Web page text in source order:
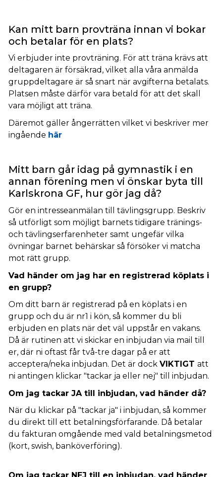
Kan mitt barn provträna innan vi bokar
och betalar för en plats?
Vi erbjuder inte provträning. För att träna krävs att
deltagaren är försäkrad, vilket alla våra anmälda
gruppdeltagare är så snart när avgifterna betalats.
Platsen måste därför vara betald för att det skall
vara möjligt att träna.
Däremot gäller ångerrätten vilket vi beskriver mer
ingående här
Mitt barn går idag på gymnastik i en
annan förening men vi önskar byta till
Karlskrona GF, hur gör jag då?
Gör en intresseanmälan till tävlingsgrupp. Beskriv
så utförligt som möjligt barnets tidigare tränings-
och tävlingserfarenheter samt ungefär vilka
övningar barnet behärskar så försöker vi matcha
mot rätt grupp.
Vad händer om jag har en registrerad köplats i
en grupp?
Om ditt barn är registrerad på en köplats i en
grupp och du är nr1 i kön, så kommer du bli
erbjuden en plats när det väl uppstår en vakans.
Då är rutinen att vi skickar en inbjudan via mail till
er, där ni oftast får två-tre dagar på er att
acceptera/neka inbjudan. Det är dock VIKTIGT att
ni antingen klickar "tackar ja eller nej" till inbjudan.
Om jag tackar JA till inbjudan, vad händer då?
När du klickar på "tackar ja" i inbjudan, så kommer
du direkt till ett betalningsförfarande. Då betalar
du fakturan omgående med vald betalningsmetod
(kort, swish, banköverföring).